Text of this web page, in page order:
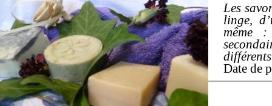
Les
linge,
même
Date de